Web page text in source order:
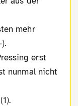
mehr
erst
nunmal nicht